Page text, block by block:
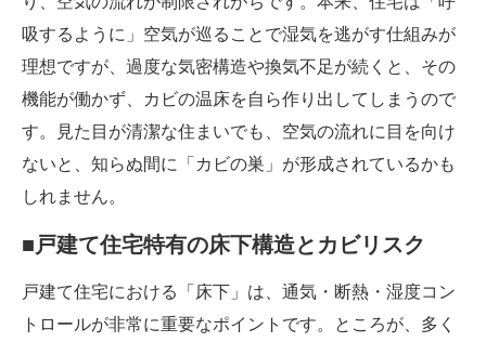
吸するように」空気が巡ることで湿気を逃がす仕組みが
理想ですが、過度な気密構造や換気不足が続くと、その
機能が働かず、カビの温床を自ら作り出してしまうので
す。見た目が清潔な住まいでも、空気の流れに目を向け
ないと、知らぬ間に「カビの巣」が形成されているかも
しれません。
■戸建て住宅特有の床下構造とカビリスク
戸建て住宅における「床下」は、通気・断熱・湿度コン
トロールが非常に重要なポイントです。ところが、多く